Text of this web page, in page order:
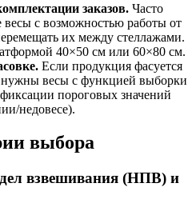
заказов. Часто
весы с возможностью работы от
их между стеллажами.
40×50 см или 60×80 см.
Если продукция фасуется
весы с функцией выборки
пороговых значений
недовесе).
выбора
взвешивания (НПВ) и